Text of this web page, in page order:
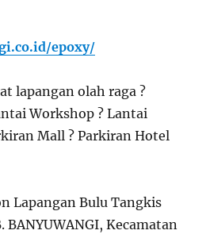
epoxy/
lapangan olah raga ?
Workshop ? Lantai
Mall ? Parkiran Hotel
Lapangan Bulu Tangkis
BANYUWANGI, Kecamatan